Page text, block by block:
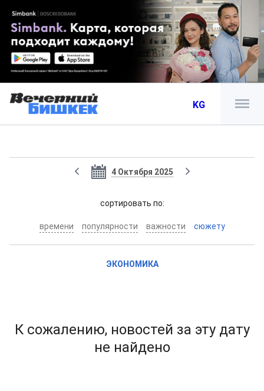
KG
4 Октября 2025
cортировать по:
времени популярности важности сюжету
ЭКОНОМИКА
К сожалению, новостей за эту дату
не найдено